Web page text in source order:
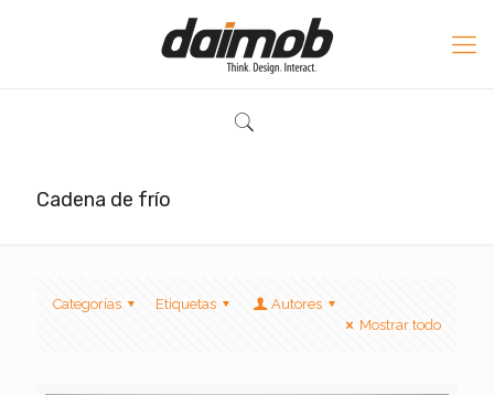
Cadena de frío
Categorías Etiquetas
Autores
Mostrar todo